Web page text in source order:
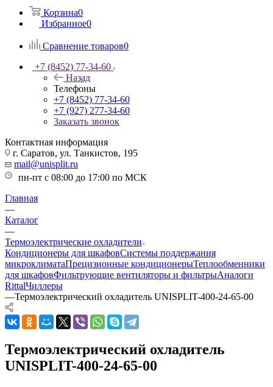
Корзина0
Избранное0
Сравнение товаров0
+7 (8452) 77-34-60
Назад
Телефоны
+7 (8452) 77-34-60
+7 (927) 277-34-60
Заказать звонок
Контактная информация
г. Саратов, ул. Танкистов, 195
mail@unisplit.ru
пн-пт с 08:00 до 17:00 по МСК
Главная
—
Каталог
—
Термоэлектрические охладители
Кондиционеры для шкафовСистемы поддержания
микроклиматаПрецизионные кондиционерыТеплообменники
для шкафовФильтрующие вентиляторы и фильтрыАналоги
RittalЧиллеры
—Термоэлектрический охладитель UNISPLIT-400-24-65-00
Термоэлектрический охладитель
UNISPLIT-400-24-65-00